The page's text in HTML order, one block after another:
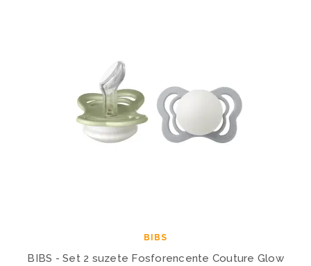
BIBS
BIBS - Set 2 suzete Fosforencente Couture Glow